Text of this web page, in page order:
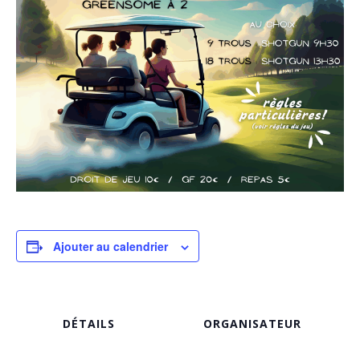
Ajouter au calendrier
DÉTAILS ORGANISATEUR